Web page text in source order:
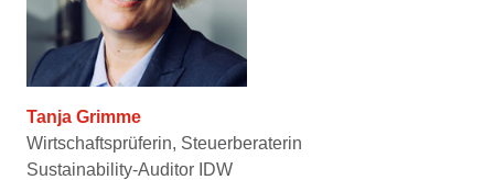
Tanja Grimme
Wirtschaftsprüferin, Steuerberaterin
Sustainability-Auditor IDW